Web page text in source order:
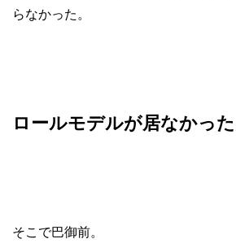
らなかった。
ロールモデルが居なかった
そこで巴御前。